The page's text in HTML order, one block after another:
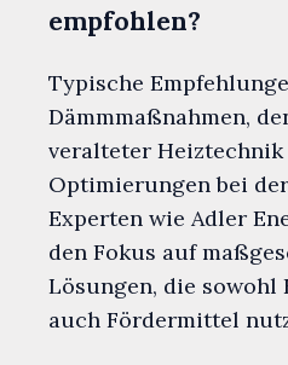
empfohlen?
Typische
Dämmmaßnahmen,
veralteter
Optimierungen bei
Experten wie Adler
den Fokus auf
Lösungen, die sowohl
auch Fördermittel